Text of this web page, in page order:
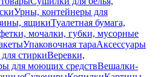
Урны, контейнеры для
ящикиТуалетная бумага,
мочалки, губки, мусорные
Упаковочная тараАксессуары
стиркиВеревки,
для моющих средствВешалки-